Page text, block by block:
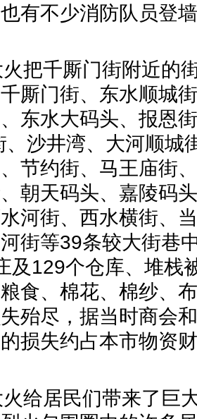
有不少消防队员登
把千厮门街附近的
厮门街、东水顺城
东水大码头、报恩
、沙井湾、大河顺城
节约街、马王庙街
朝天码头、嘉陵码
河街、西水横街、
街等39条较大街巷
及129个仓库、堆栈
食、棉花、棉纱、
殆尽，据当时商会
损失约占本市物资
给居民们带来了巨